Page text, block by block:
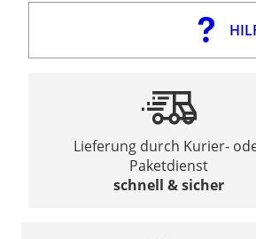
Lieferung durch Kurier-
Paketdienst
schnell & sicher